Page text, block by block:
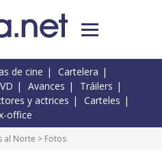
de cine
Cartelera
Avances
Tráilers
y actrices
Carteles
office
al Norte > Fotos